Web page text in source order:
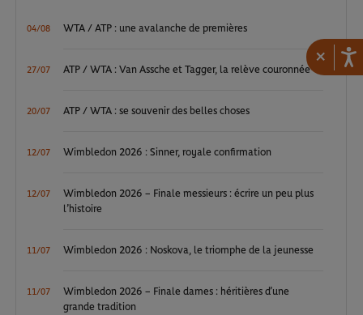
×
04/08 WTA / ATP : une avalanche de premières
27/07 ATP / WTA : Van Assche et Tagger, la relève couronnée
20/07 ATP / WTA : se souvenir des belles choses
12/07 Wimbledon 2026 : Sinner, royale confirmation
12/07
Wimbledon 2026 – Finale messieurs : écrire un peu plus
l’histoire
11/07 Wimbledon 2026 : Noskova, le triomphe de la jeunesse
11/07
Wimbledon 2026 – Finale dames : héritières d’une
grande tradition